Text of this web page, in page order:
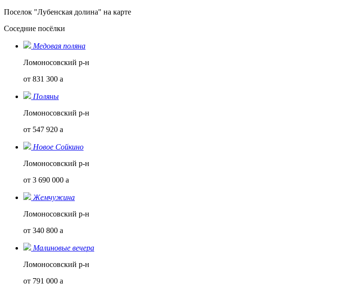
Поселок "Лубенская долина" на карте
Соседние посёлки
Медовая поляна
Ломоносовский р-н
от 831 300 a
Поляны
Ломоносовский р-н
от 547 920 a
Новое Сойкино
Ломоносовский р-н
от 3 690 000 a
Жемчужина
Ломоносовский р-н
от 340 800 a
Малиновые вечера
Ломоносовский р-н
от 791 000 a